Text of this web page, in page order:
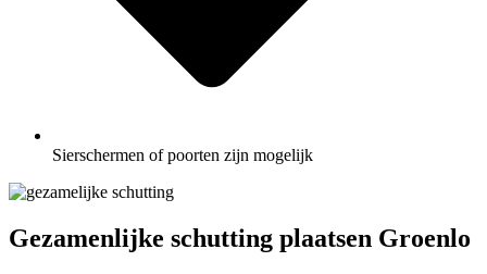
Sierschermen of poorten zijn mogelijk
Gezamenlijke schutting plaatsen Groenlo